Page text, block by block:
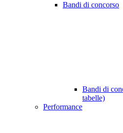
Bandi di concorso
Bandi di
tabelle)
Performance